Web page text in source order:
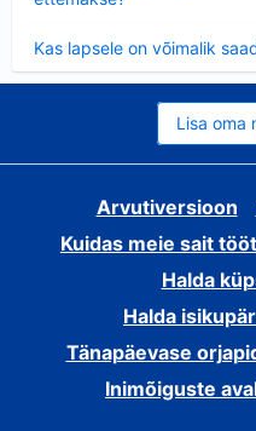
Kas lapsele on võimalik
Lisa oma
Arvutiversioon
Kuidas meie sait
Halda
Halda
Tänapäevase
Inimõiguste